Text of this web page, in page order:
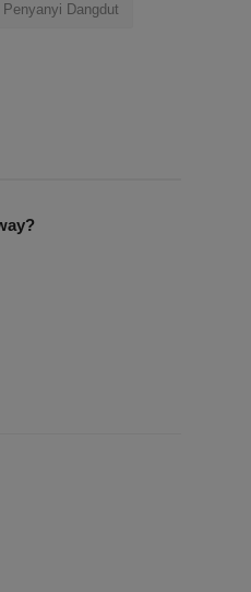
Penyanyi Dangdut